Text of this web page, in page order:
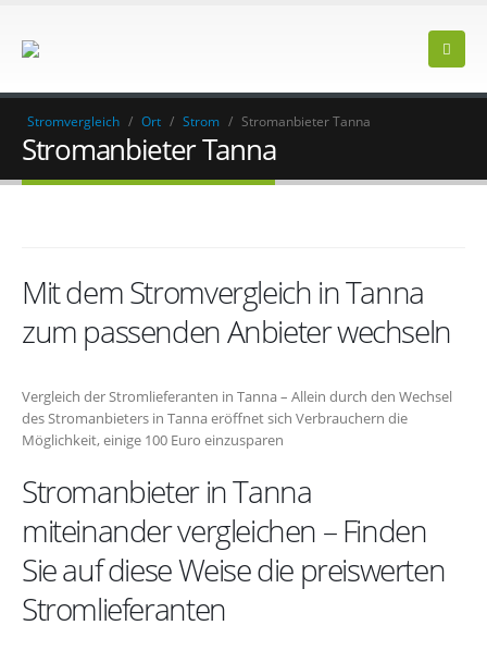
Stromvergleich / Ort / Strom / Stromanbieter Tanna
Stromanbieter Tanna
Mit dem Stromvergleich in Tanna
zum passenden Anbieter wechseln
Vergleich der Stromlieferanten in Tanna – Allein durch den Wechsel
des Stromanbieters in Tanna eröffnet sich Verbrauchern die
Möglichkeit, einige 100 Euro einzusparen
Stromanbieter in Tanna
miteinander vergleichen – Finden
Sie auf diese Weise die preiswerten
Stromlieferanten